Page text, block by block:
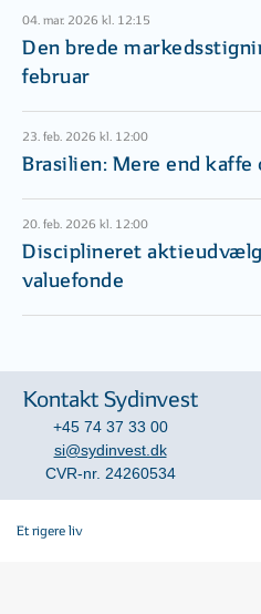
04. mar. 2026 kl. 12:15
Den brede
februar
23. feb. 2026 kl. 12:00
Brasilien: Mere end kaffe
20. feb. 2026 kl. 12:00
Disciplineret
valuefonde
Kontakt Sydinvest
+45 74 37 33 00
si@sydinvest.dk
CVR-nr. 24260534
Et rigere liv